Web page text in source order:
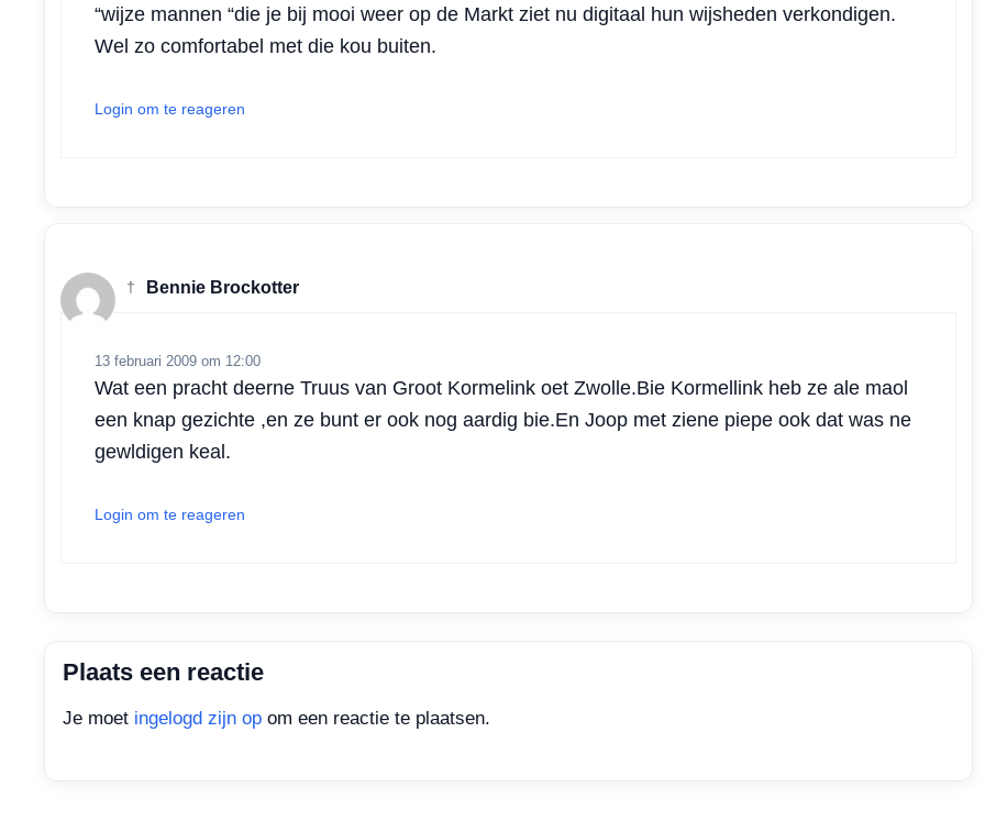
“wijze mannen “die je bij mooi weer op de Markt ziet nu digitaal hun wijsheden verkondigen.
Wel zo comfortabel met die kou buiten.
Login om te reageren
† Bennie Brockotter
13 februari 2009 om 12:00
Wat een pracht deerne Truus van Groot Kormelink oet Zwolle.Bie Kormellink heb ze ale maol
een knap gezichte ,en ze bunt er ook nog aardig bie.En Joop met ziene piepe ook dat was ne
gewldigen keal.
Login om te reageren
Plaats een reactie
Je moet ingelogd zijn op om een reactie te plaatsen.